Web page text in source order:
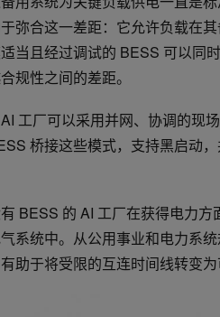
弥合这一差距：它允许负载在
当且经过调试的 BESS 可以同
规性之间的差距。
工厂可以采用并网、协调的现
桥接这些模式，支持黑启动
BESS 的 AI 工厂在获得电力
系统中。从公用事业和电力系
助于将受限的互连时间线转变为